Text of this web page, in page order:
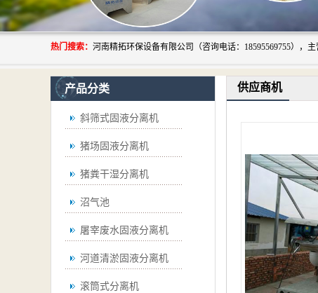
热门搜索：
产品分类
斜筛式固液分离机
猪场固液分离机
猪粪干湿分离机
沼气池
屠宰废水固液分离机
河道清淤固液分离机
滚筒式分离机
供应商机